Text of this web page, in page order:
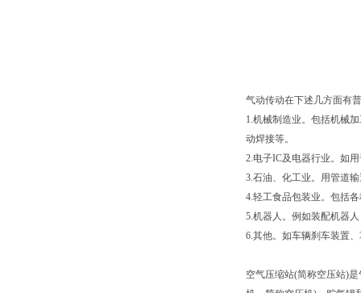
气动传动在下述几方面有
1.机械制造业。包括机械
动焊接等。
2.电子IC及电器行业。如
3.石油、化工业。用管道
4.轻工食品包装业。包括
5.机器人。例如装配机器
6.其他。如车辆刹车装置
空气压缩站(简称空压站)